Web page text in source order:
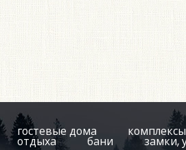
гостевые дома
отдыха бани замки,